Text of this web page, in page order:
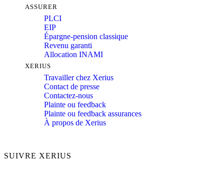
ASSURER
PLCI
EIP
Épargne-pension classique
Revenu garanti
Allocation INAMI
XERIUS
Travailler chez Xerius
Contact de presse
Contactez-nous
Plainte ou feedback
Plainte ou feedback assurances
À propos de Xerius
SUIVRE XERIUS